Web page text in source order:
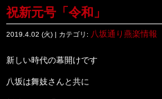
祝新元号「令和」
2019.4.02 (火) | カテゴリ: 八坂通り燕楽情報
新しい時代の幕開けです
八坂は舞妓さんと共に